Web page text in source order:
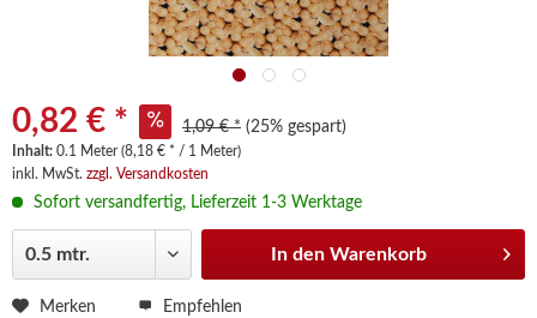
0,82 € * 1,09 € * (25% gespart)
Inhalt: 0.1 Meter (8,18 € * / 1 Meter)
inkl. MwSt. zzgl. Versandkosten
Sofort versandfertig, Lieferzeit 1-3 Werktage
In den Warenkorb
Merken Empfehlen